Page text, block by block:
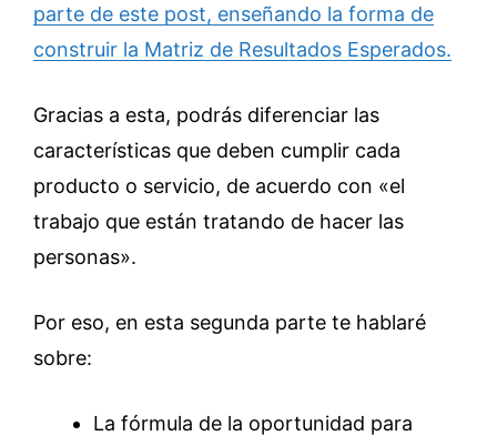
parte de este post, enseñando la forma de
construir la Matriz de Resultados Esperados.
Gracias a esta, podrás diferenciar las
características que deben cumplir cada
producto o servicio, de acuerdo con «el
trabajo que están tratando de hacer las
personas».
Por eso, en esta segunda parte te hablaré
sobre:
La fórmula de la oportunidad para